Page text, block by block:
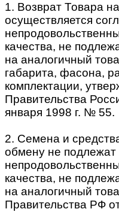
1. Возврат Товара
осуществляется
качества, не
на аналогичный
габарита, фасона,
комплектации,
Правительства
января 1998 г. № 55.
2. Семена и
обмену не подлежат
качества, не
на аналогичный
Правительства РФ